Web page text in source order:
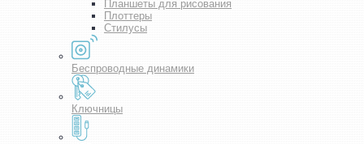
Планшеты для рисования
Плоттеры
Стилусы
Беспроводные динамики
Ключницы